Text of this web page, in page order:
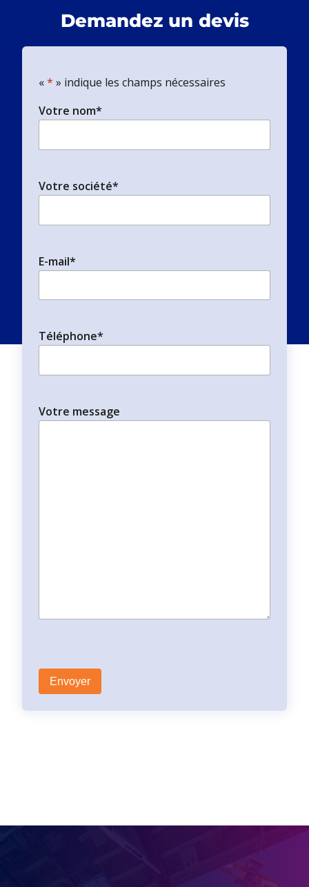
Demandez un devis
«* » indique les champs nécessaires
Votre nom*
Votre société*
E-mail*
Téléphone*
Votre message